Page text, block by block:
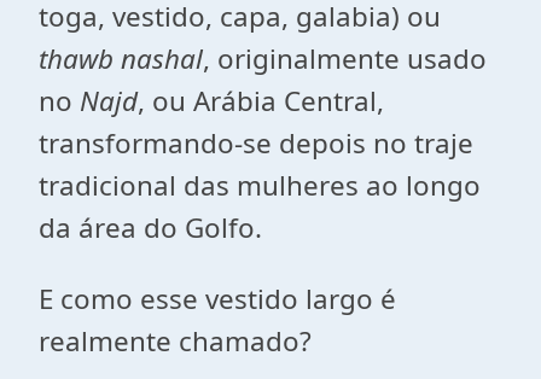
toga, vestido, capa, galabia) ou
thawb nashal, originalmente usado
no Najd, ou Arábia Central,
transformando-se depois no traje
tradicional das mulheres ao longo
da área do Golfo.
E como esse vestido largo é
realmente chamado?